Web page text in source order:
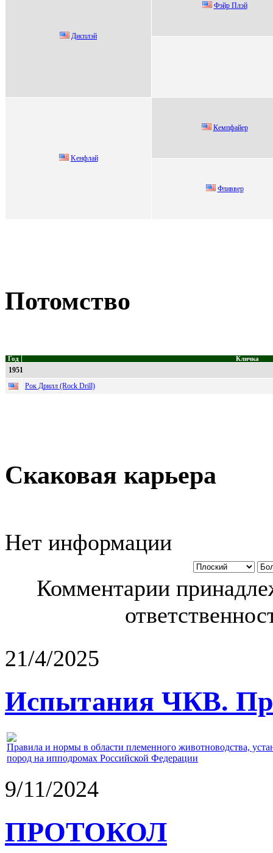
Диcплэй
Фэйp Плэй
Keнфлaй
Кeмпфaйeр
Фливвep
Потомство
Год Кличка
1951
Рок Дрилл (Rock Drill)
Скаковая карьера
Нет информации
Комментарии
21/4/2025
Испытания ЧКВ.
Правила и нормы в области племенного животноводства,
пород на ипподромах Российской Федерации
9/11/2024
ПРОТОКОЛ